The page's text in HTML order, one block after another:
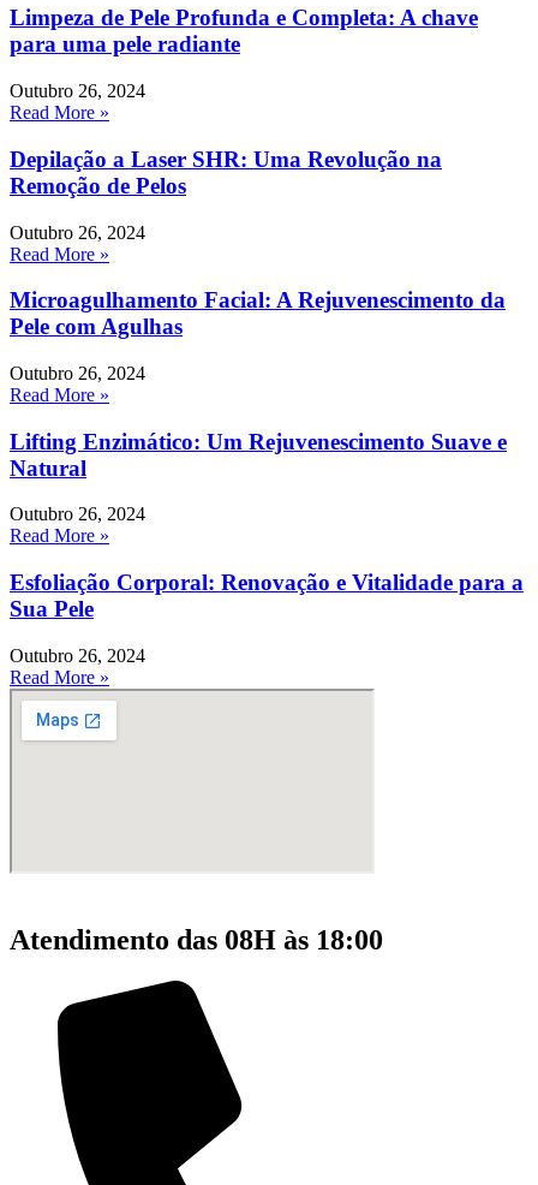
Limpeza de Pele Profunda e Completa: A chave
para uma pele radiante
Outubro 26, 2024
Read More »
Depilação a Laser SHR: Uma Revolução na
Remoção de Pelos
Outubro 26, 2024
Read More »
Microagulhamento Facial: A Rejuvenescimento da
Pele com Agulhas
Outubro 26, 2024
Read More »
Lifting Enzimático: Um Rejuvenescimento Suave e
Natural
Outubro 26, 2024
Read More »
Esfoliação Corporal: Renovação e Vitalidade para a
Sua Pele
Outubro 26, 2024
Read More »
Atendimento das 08H às 18:00